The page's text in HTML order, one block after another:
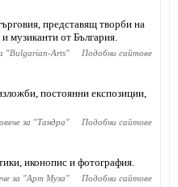
представящ творби на
музиканти от България.
"Bulgarian-Arts" Подобни сайтове
постоянни експозиции,
за "Тандра" Подобни сайтове
иконопис и фотография.
за "Арт Муза" Подобни сайтове